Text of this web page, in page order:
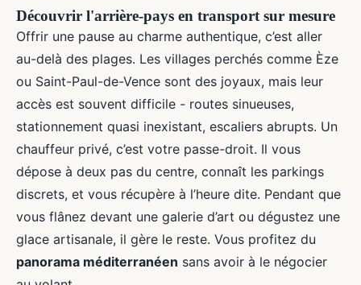
Découvrir l'arrière-pays en transport sur mesure
Offrir une pause au charme authentique, c’est aller
au-delà des plages. Les villages perchés comme Èze
ou Saint-Paul-de-Vence sont des joyaux, mais leur
accès est souvent difficile - routes sinueuses,
stationnement quasi inexistant, escaliers abrupts. Un
chauffeur privé, c’est votre passe-droit. Il vous
dépose à deux pas du centre, connaît les parkings
discrets, et vous récupère à l’heure dite. Pendant que
vous flânez devant une galerie d’art ou dégustez une
glace artisanale, il gère le reste. Vous profitez du
panorama méditerranéen sans avoir à le négocier